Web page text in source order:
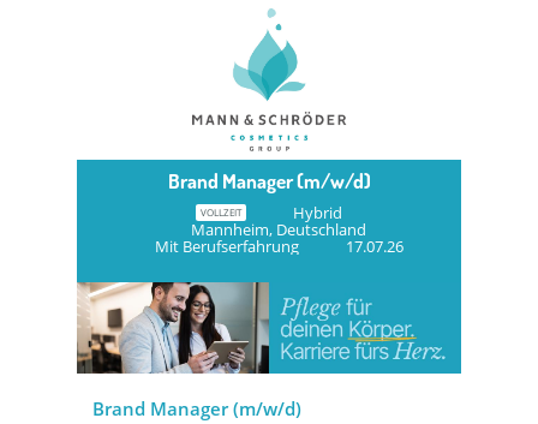
Brand Manager (m/w/d)
VOLLZEIT Hybrid
Mannheim, Deutschland
Mit Berufserfahrung 17.07.26
Brand Manager (m/w/d)